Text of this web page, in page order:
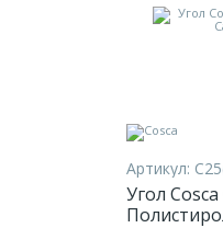
Артикул:
Угол